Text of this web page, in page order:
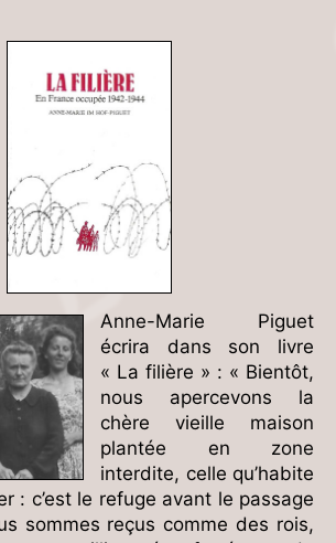
Anne-Marie Piguet
écrira dans son livre
« La filière » : « Bientôt,
nous apercevons la
chère vieille maison
plantée en zone
interdite, celle qu’habite
: c’est le refuge avant le passage
sommes reçus comme des rois,